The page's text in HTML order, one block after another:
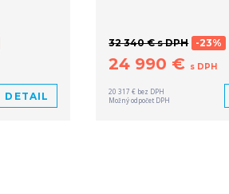
DETAIL
32 340 € s DPH -23%
24 990 € s DPH
20 317 € bez DPH
Možný odpočet DPH